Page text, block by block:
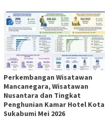
Perkembangan Wisatawan
Mancanegara, Wisatawan
Nusantara dan Tingkat
Penghunian Kamar Hotel Kota
Sukabumi Mei 2026